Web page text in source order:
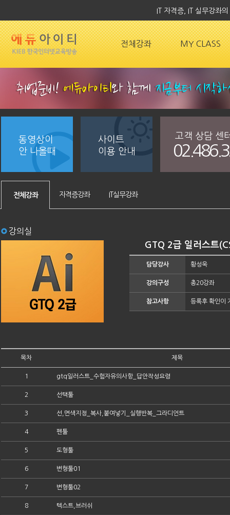
IT 자격증, IT 실무강좌
전체강좌 MY CLASS
동영상이
안 나올때
사이트
이용 안내
고객 상담 센
전체강좌 자격증강좌 IT실무강좌
강의실
GTQ 2급 일러스트
담당강사 황성욱
강의구성 총20강좌
참고사항 등록후 확인이
목차 제목
1 gtq일러스트_수험자유의사항_답안작성요령
2 선택툴
3 선,면색지정_복사,붙여넣기_실행반복_그라디언트
4 펜툴
5 도형툴
6 변형툴01
7 변형툴02
8 텍스트,브러쉬